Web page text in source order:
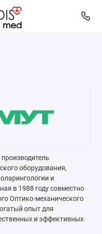
оборудования,
и
в 1988 году совместно
Оптико-механического
опыт для
и эффективных